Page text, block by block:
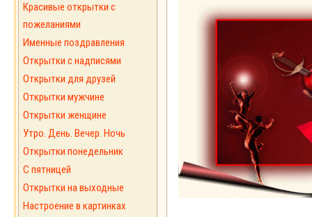
Красивые открытки с
пожеланиями
Именные поздравления
Открытки с надписями
Открытки для друзей
Открытки мужчине
Открытки женщине
Утро. День. Вечер. Ночь
Открытки понедельник
С пятницей
Открытки на выходные
Настроение в картинках